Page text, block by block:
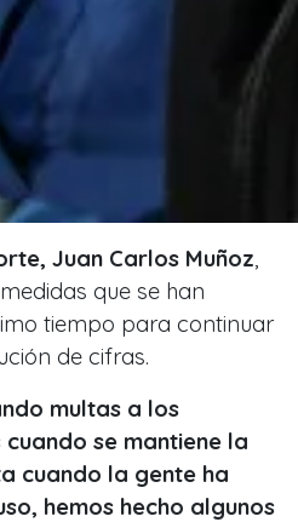
Juan Carlos Muñoz
que se han
tiempo para continuar
de cifras.
multas a los
se mantiene la
cuando la gente ha
hemos hecho algunos